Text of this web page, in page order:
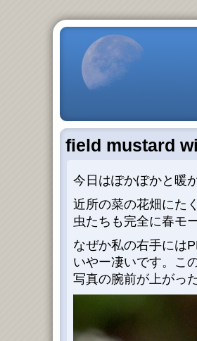
field mustard
今日はぽかぽかと暖
近所の菜の花畑にた
虫たちも完全に春モ
なぜか私の右手には
いやー凄いです。こ
写真の腕前が上がっ